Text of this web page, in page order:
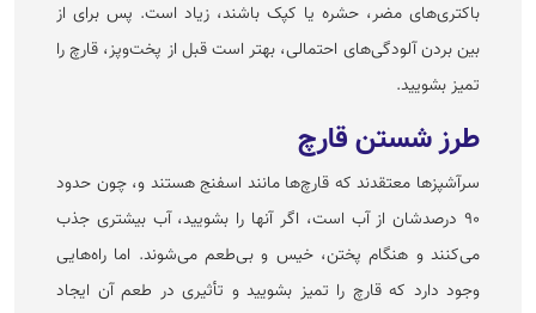
باکتری‌های مضر، حشره یا کپک باشند، زیاد است. پس برای از
بین بردن آلودگی‌های احتمالی، بهتر است قبل از پخت‌و‌پز، قارچ را
تمیز بشویید.
طرز شستن قارچ
سرآشپز‌ها معتقدند که قارچ‌ها مانند اسفنج هستند و، چون حدود
۹۰ درصدشان از آب است، اگر آنها را بشویید، آب بیشتری جذب
می‌کنند و هنگام پختن، خیس و بی‌طعم می‌شوند. اما راه‌هایی
وجود دارد که قارچ را تمیز بشویید و تأثیری در طعم آن ایجاد